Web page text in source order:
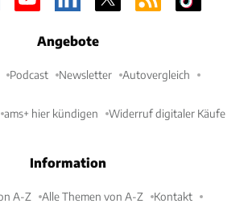
Angebote
Podcast Newsletter Autovergleich
ams+ hier kündigen Widerruf digitaler Käufe
Information
A-Z Alle Themen von A-Z Kontakt